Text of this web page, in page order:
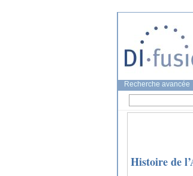
Recherche avancée
Histoire de